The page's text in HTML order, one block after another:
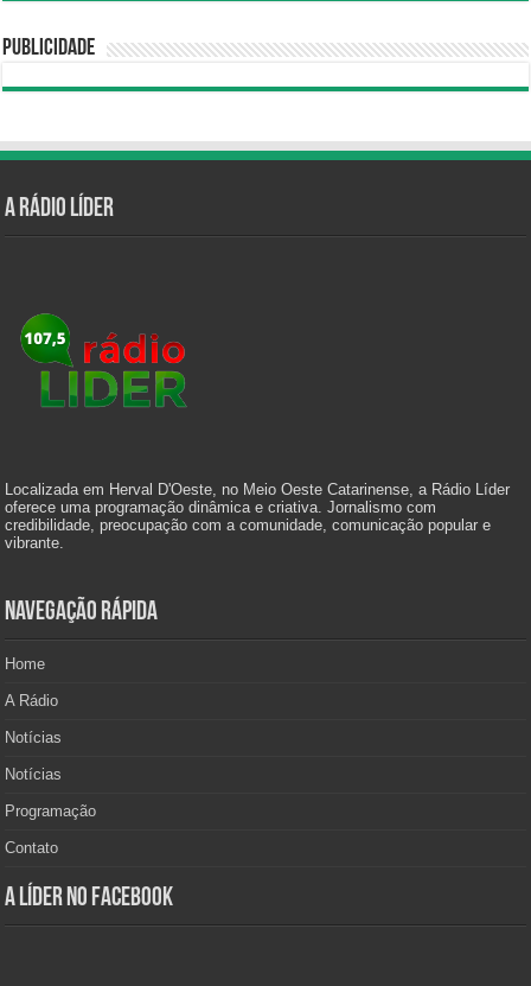
Publicidade
A Rádio Líder
Localizada em Herval D'Oeste, no Meio Oeste Catarinense, a Rádio Líder
oferece uma programação dinâmica e criativa. Jornalismo com
credibilidade, preocupação com a comunidade, comunicação popular e
vibrante.
Navegação Rápida
Home
A Rádio
Notícias
Notícias
Programação
Contato
A Líder no Facebook